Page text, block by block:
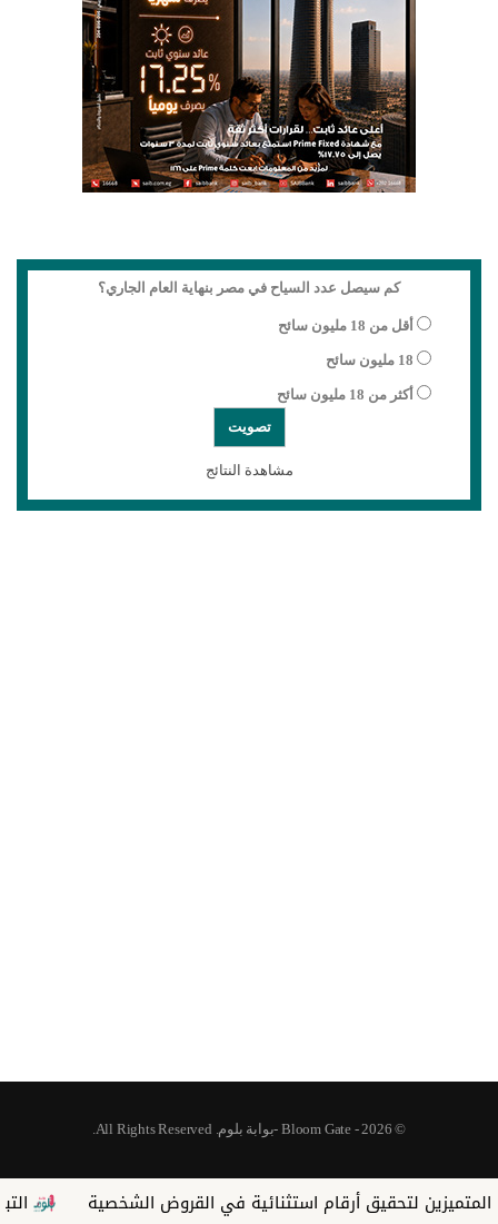
كم سيصل عدد السياح في مصر بنهاية العام الجاري؟
أقل من 18 مليون سائح
18 مليون سائح
أكثر من 18 مليون سائح
مشاهدة النتائج
© 2026 - Bloom Gate -بوابة بلوم. All Rights Reserved.
أرقام استثنائية في القروض الشخصية التبادل التجاري بين